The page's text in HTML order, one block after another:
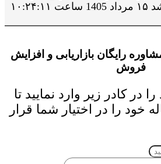
رایگان بازاریابی و افزایش
فروش
در کادر زیر وارد نمایید تا
خود را در اختیار شما قرار